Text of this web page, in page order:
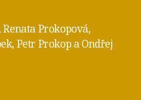
Renata Prokopová,
Petr Prokop a Ondřej